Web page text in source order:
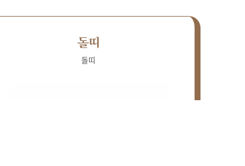
돌띠
돌띠